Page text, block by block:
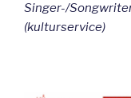
Singer-/
(kulturservice)